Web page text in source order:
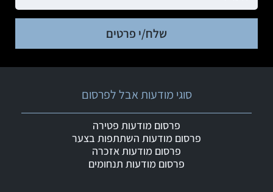
שלח/י פרטים
סוגי מודעות אבל לפרסום
פרסום מודעות פטירה
פרסום מודעות השתתפות בצער
פרסום מודעות אזכרה
פרסום מודעות תנחומים